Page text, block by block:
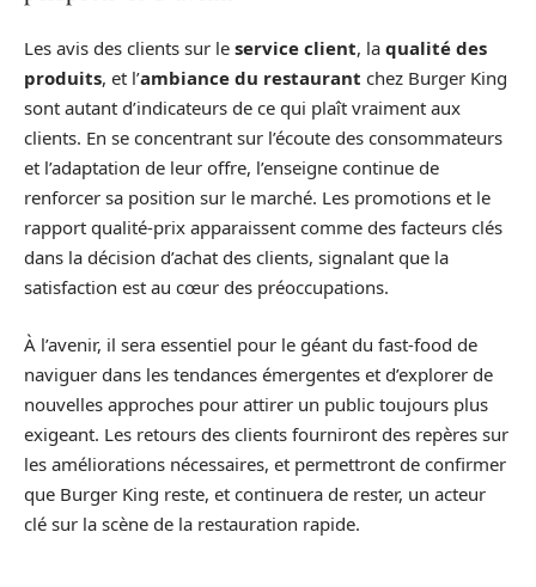
Les avis des clients sur le service client, la qualité des
produits, et l’ambiance du restaurant chez Burger King
sont autant d’indicateurs de ce qui plaît vraiment aux
clients. En se concentrant sur l’écoute des consommateurs
et l’adaptation de leur offre, l’enseigne continue de
renforcer sa position sur le marché. Les promotions et le
rapport qualité-prix apparaissent comme des facteurs clés
dans la décision d’achat des clients, signalant que la
satisfaction est au cœur des préoccupations.
À l’avenir, il sera essentiel pour le géant du fast-food de
naviguer dans les tendances émergentes et d’explorer de
nouvelles approches pour attirer un public toujours plus
exigeant. Les retours des clients fourniront des repères sur
les améliorations nécessaires, et permettront de confirmer
que Burger King reste, et continuera de rester, un acteur
clé sur la scène de la restauration rapide.